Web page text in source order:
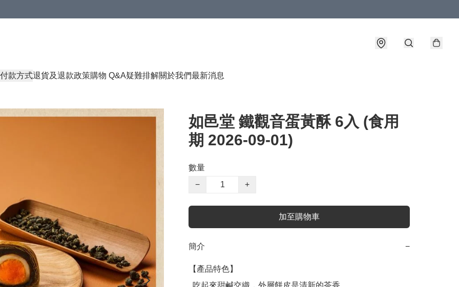
付款方式退貨及退款政策購物 Q&A疑難排解關於我們最新消息
如邑堂 鐵觀音蛋黃酥 6入 (食用
期 2026-09-01)
數量
−
+
加至購物車
簡介 −
【產品特色】